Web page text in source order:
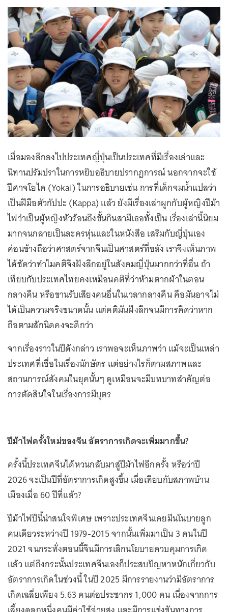
เมื่อมองลึกลงไปประเทศญี่ปุ่นเป็นประเทศที่มีเรื่องเล่าและ
นิทานปรัมปราในการหยิบอธิบายปรากฏการณ์ นอกจากจะใช้
ปีศาจโยไค (Yokai) ในการอธิบายเช่น การที่เด็กจมน้ำแปลว่า
เป็นฝีมือตัวกัปปะ (Kappa) แล้ว ยังมีเรื่องเล่าผูกกับผู้หญิงปีม้า
ไฟว่าเป็นผู้หญิงหัวร้อนถึงขั้นกินสามีเธอทั้งเป็น เรื่องเล่านี้นิยม
มากจนกลายเป็นละครหุ่นและในหนังสือ เสริมกับญี่ปุ่นเอง
ค่อนข้างถือว่าศาสตร์จากจีนเป็นศาสตร์ที่ขลัง เราจึงเห็นภาพ
ได้ชัดว่าทำไมคติจึงฝังลึกอยู่ในสังคมญี่ปุ่นมากกว่าที่อื่น ถ้า
เทียบกับประเทศไทยคงเหมือนคติที่ว่าห้ามตากผ้าในตอน
กลางคืน หรือขานรับเสียงคนอื่นในเวลากลางคืน คือมันอาจไม่
ได้เป็นความจริงขนาดนั้น แต่คติมันฝังลึกจนมีการคิดว่าหาก
ถือตามสักนิดคงจะดีกว่า
จากเรื่องราวในปีดังกล่าว เราพอจะเห็นภาพว่า แม้จะเป็นเหล่า
ประเทศที่เชื่อในเรื่องนักษัตร แต่อย่างไรก็ตามสภาพและ
สถานการณ์สังคมในยุคนั้นๆ ดูเหมือนจะมีบทบาทสำคัญต่อ
การตัดสินใจในเรื่องการมีบุตร
ปีม้าไฟครั้งใหม่ของจีน อัตราการเกิดจะเพิ่มมากขึ้น?
ครั้งนี้ประเทศจีนได้หวนกลับมาสู่ปีม้าไฟอีกครั้ง หรือว่าปี
2026 จะเป็นปีที่อัตราการเกิดสูงขึ้น เมื่อเทียบกับสภาพบ้าน
เมืองเมื่อ 60 ปีที่แล้ว?
ปีม้าไฟปีนี้น่าสนใจพิเศษ เพราะประเทศจีนเคยมีนโนบายลูก
คนเดียวระหว่างปี 1979-2015 จากนั้นเพิ่มมาเป็น 3 คนในปี
2021 จนกระทั่งตอนนี้จีนมีการเลิกนโยบายควบคุมการเกิด
แล้ว แต่ถึงกระนั้นประเทศจีนเองก็ประสบปัญหาหนักเกี่ยวกับ
อัตราการเกิดในช่วงนี้ ในปี 2025 มีการรายงานว่ามีอัตราการ
เกิดเฉลี่ยเพียง 5.63 คนต่อประชากร 1,000 คน เนื่องจากการ